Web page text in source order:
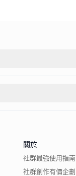
關於
社群最強使用指南
社群創作有價企劃